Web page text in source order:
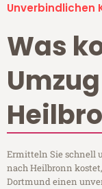
Unverbindlichen
Was
Ermitteln Sie schnell
nach Heilbronn
Dortmund einen